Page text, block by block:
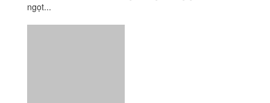
346 Thái Hà, Quận Đống Đa, Hà Nội
thiendi188:Mình gọi hồng trà sữa nướng thêm trân